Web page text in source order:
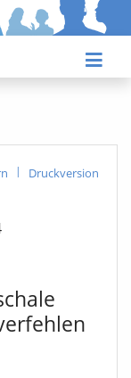
| Druckversion